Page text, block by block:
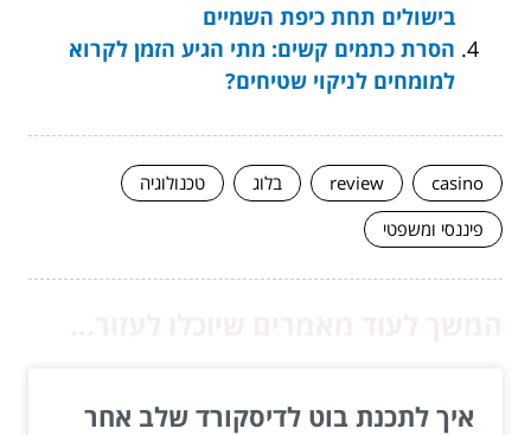
בישולים תחת כיפת השמיים
הסרת כתמים קשים: מתי הגיע הזמן לקרוא
למומחים לניקוי שטיחים?
casino
review בלוג
טכנולוגיה
פיננסי ומשפטי
איך לתכנת בוט לדיסקורד שלב אחר